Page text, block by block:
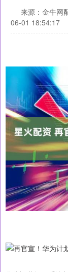
来源：金牛网
06-01 18:54:17